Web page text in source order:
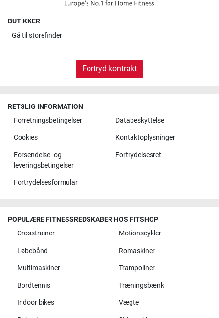
BUTIKKER
Gå til storefinder
Fortryd kontrakt
RETSLIG INFORMATION
Forretningsbetingelser
Databeskyttelse
Cookies Kontaktoplysninger
Forsendelse- og
leveringsbetingelser
Fortrydelsesret
Fortrydelsesformular
POPULÆRE FITNESSREDSKABER HOS FITSHOP
Crosstrainer
Motionscykler
Løbebånd Romaskiner
Multimaskiner Trampoliner
Bordtennis Træningsbænk
Indoor bikes Vægte